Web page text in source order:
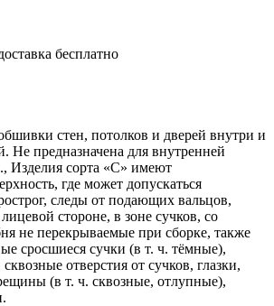
бесплатно
стен, потолков и дверей внутри и
Не предназначена для внутренней
Изделия сорта «С» имеют
где может допускаться
следы от подающих вальцов,
стороне, в зоне сучков, со
не перекрываемые при сборке, также
сросшиеся сучки (в т. ч. тёмные),
отверстия от сучков, глазки,
(в т. ч. сквозные, отлупные),